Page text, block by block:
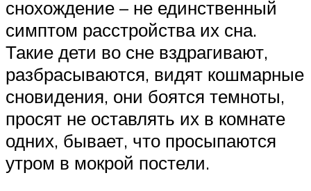
снохождение – не единственный
симптом расстройства их сна.
Такие дети во сне вздрагивают,
разбрасываются, видят кошмарные
сновидения, они боятся темноты,
просят не оставлять их в комнате
одних, бывает, что просыпаются
утром в мокрой постели.